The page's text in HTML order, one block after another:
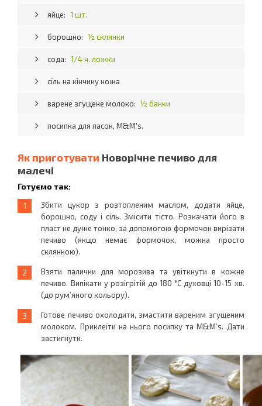
яйце: 1 шт.
борошно: ½ склянки
сода: 1/4 ч. ложки
сіль на кінчику ножа
варене згущене молоко: ½ банки
посипка для пасок, M&M's.
Як приготувати Новорічне печиво для
малечі
Готуємо так:
Збити цукор з розтопленим маслом, додати яйце,
борошно, соду і сіль. Змісити тісто. Розкачати його в
пласт не дуже тонко, за допомогою формочок вирізати
печиво (якщо немає формочок, можна просто
склянкою).
Взяти палички для морозива та увіткнути в кожне
печиво. Випікати у розігрітій до 180 °С духовці 10-15 хв.
(до рум’яного кольору).
Готове печиво охолодити, змастити вареним згущеним
молоком. Приклеїти на нього посипку та M&M’s. Дати
застигнути.